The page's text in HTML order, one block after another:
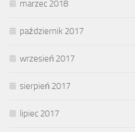
marzec 2018
październik 2017
wrzesień 2017
sierpień 2017
lipiec 2017